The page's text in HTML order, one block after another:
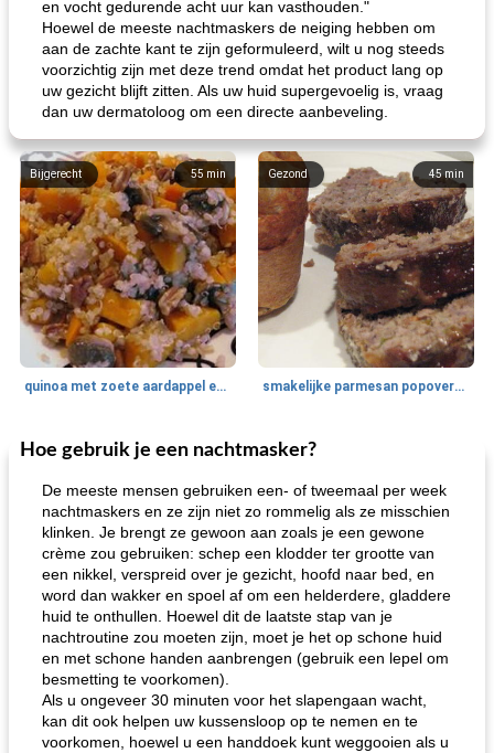
en vocht gedurende acht uur kan vasthouden."
Hoewel de meeste nachtmaskers de neiging hebben om
aan de zachte kant te zijn geformuleerd, wilt u nog steeds
voorzichtig zijn met deze trend omdat het product lang op
uw gezicht blijft zitten. Als uw huid supergevoelig is, vraag
dan uw dermatoloog om een ​​directe aanbeveling.
55 min
Bijgerecht
quinoa met zoete aardappel en champignons
45min
Gezond
smakelijke parmesan popovers (gezonder!)
40min
One Dish Meal
gemakkelijke rijst en hamburger een gerecht diner
Soepen, stoofschotels en Chili
Hoe gebruik je een nachtmasker?
De meeste mensen gebruiken een- of tweemaal per week
nachtmaskers en ze zijn niet zo rommelig als ze misschien
klinken. Je brengt ze gewoon aan zoals je een gewone
crème zou gebruiken: schep een klodder ter grootte van
een nikkel, verspreid over je gezicht, hoofd naar bed, en
word dan wakker en spoel af om een ​​helderdere, gladdere
huid te onthullen. Hoewel dit de laatste stap van je
nachtroutine zou moeten zijn, moet je het op schone huid
en met schone handen aanbrengen (gebruik een lepel om
besmetting te voorkomen).
Als u ongeveer 30 minuten voor het slapengaan wacht,
kan dit ook helpen uw kussensloop op te nemen en te
voorkomen, hoewel u een handdoek kunt weggooien als u